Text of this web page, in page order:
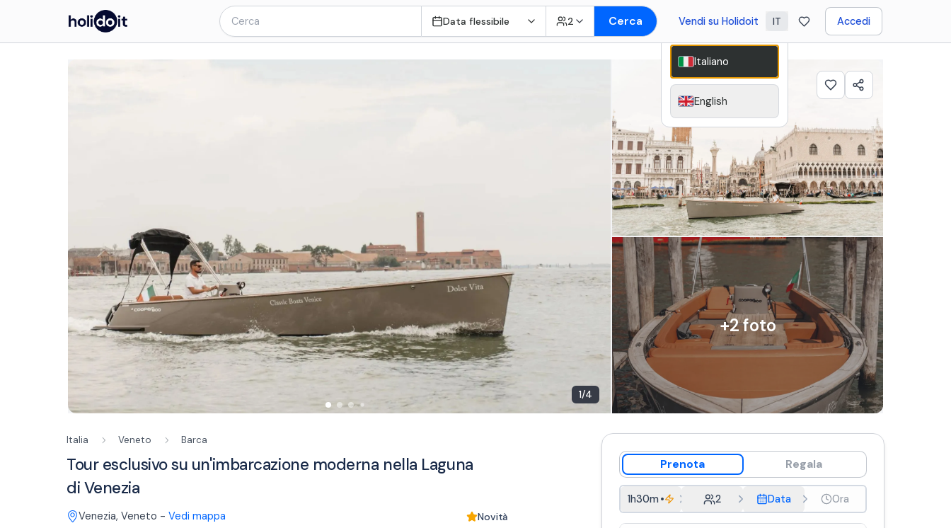
Data flessibile 2 Cerca Vendi su Holidoit IT Accedi
1/4
+2foto
Italia Veneto Barca
Tour esclusivo su un'imbarcazione moderna nella Laguna
di Venezia
Venezia, Veneto - Vedi mappa Novità
Prenota Regala
1h30m•Tour breve2 Data Ora
Italiano
English